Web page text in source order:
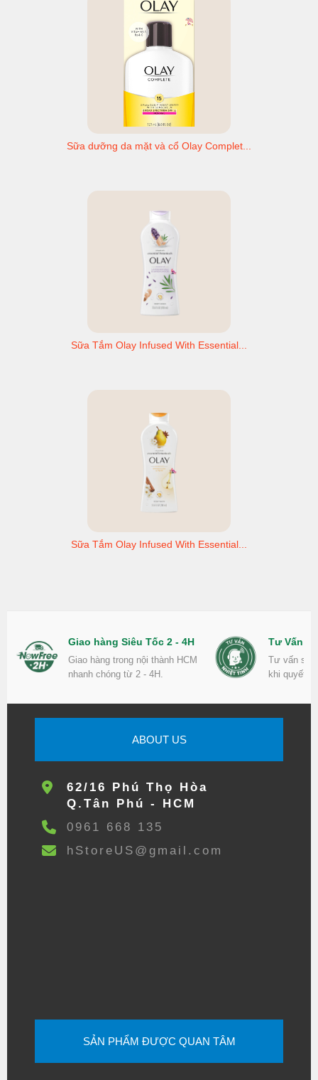
Sữa dưỡng da mặt và cổ Olay Complet...
Sữa Tắm Olay Infused With Essential...
Sữa Tắm Olay Infused With Essential...
Giao hàng Siêu Tốc 2 - 4H
Giao hàng trong nội thành HCM
nhanh chóng từ 2 - 4H.
Tư Vấn
Tư vấn
khi quyết
ABOUT US
62/16 Phú Thọ Hòa
Q.Tân Phú - HCM
0961 668 135
hStoreUS@gmail.com
SẢN PHẨM ĐƯỢC QUAN TÂM